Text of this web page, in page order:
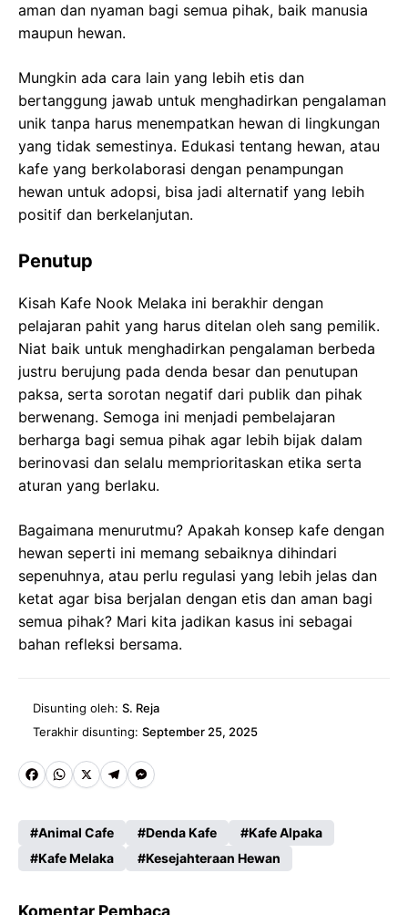
aman dan nyaman bagi semua pihak, baik manusia
maupun hewan.
Mungkin ada cara lain yang lebih etis dan
bertanggung jawab untuk menghadirkan pengalaman
unik tanpa harus menempatkan hewan di lingkungan
yang tidak semestinya. Edukasi tentang hewan, atau
kafe yang berkolaborasi dengan penampungan
hewan untuk adopsi, bisa jadi alternatif yang lebih
positif dan berkelanjutan.
Penutup
Kisah Kafe Nook Melaka ini berakhir dengan
pelajaran pahit yang harus ditelan oleh sang pemilik.
Niat baik untuk menghadirkan pengalaman berbeda
justru berujung pada denda besar dan penutupan
paksa, serta sorotan negatif dari publik dan pihak
berwenang. Semoga ini menjadi pembelajaran
berharga bagi semua pihak agar lebih bijak dalam
berinovasi dan selalu memprioritaskan etika serta
aturan yang berlaku.
Bagaimana menurutmu? Apakah konsep kafe dengan
hewan seperti ini memang sebaiknya dihindari
sepenuhnya, atau perlu regulasi yang lebih jelas dan
ketat agar bisa berjalan dengan etis dan aman bagi
semua pihak? Mari kita jadikan kasus ini sebagai
bahan refleksi bersama.
Disunting oleh: S. Reja
Terakhir disunting: September 25, 2025
Fa
b
o
W
ts
A
X
Te
gr
a
M
se
n
Animal Cafe Denda Kafe
Kafe Alpaka
Kafe Melaka
Kesejahteraan Hewan
Komentar Pembaca